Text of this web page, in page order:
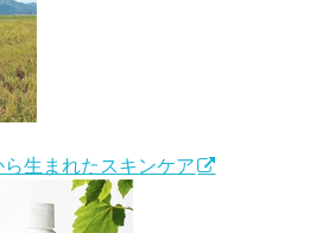
生まれたスキンケア